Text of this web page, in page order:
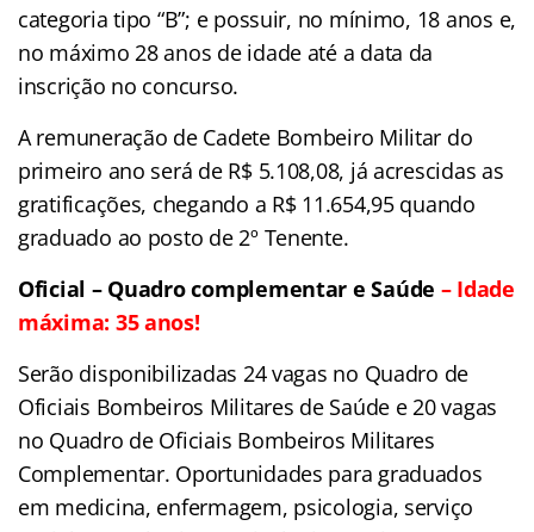
categoria tipo “B”; e possuir, no mínimo, 18 anos e,
no máximo 28 anos de idade até a data da
inscrição no concurso.
A remuneração de Cadete Bombeiro Militar do
primeiro ano será de R$ 5.108,08, já acrescidas as
gratificações, chegando a R$ 11.654,95 quando
graduado ao posto de 2º Tenente.
Oficial – Quadro complementar e Saúde – Idade
máxima: 35 anos!
Serão disponibilizadas 24 vagas no Quadro de
Oficiais Bombeiros Militares de Saúde e 20 vagas
no Quadro de Oficiais Bombeiros Militares
Complementar. Oportunidades para graduados
em medicina, enfermagem, psicologia, serviço